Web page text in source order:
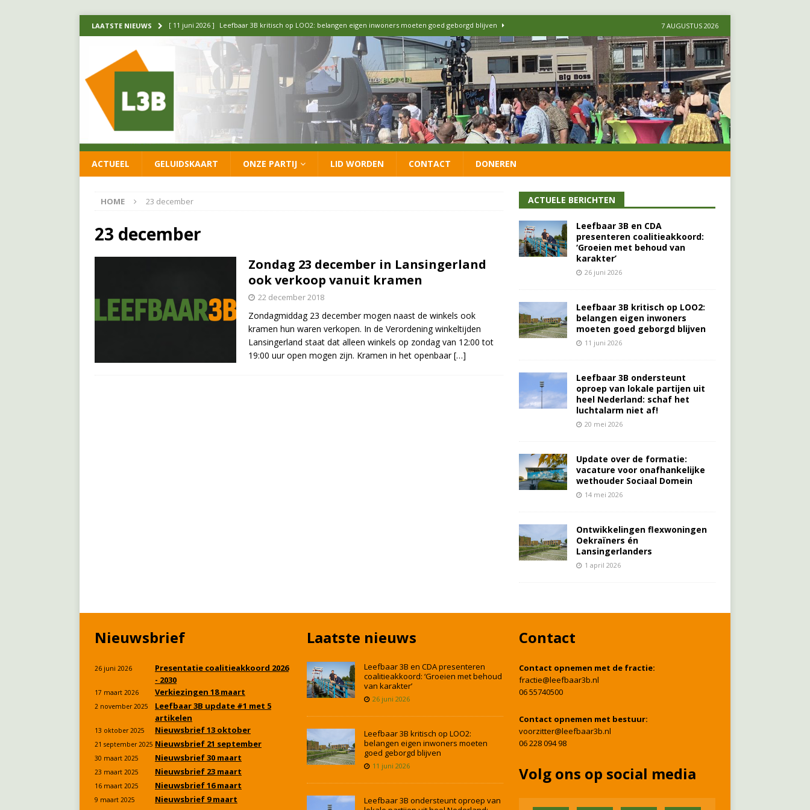
LAATSTE NIEUWS [ 11 juni 2026 ] Leefbaar 3B kritisch op LOO2: belangen eigen inwoners moeten goed geborgd blijven
[ 20 mei 2026 ] Leefbaar 3B ondersteunt oproep van lokale partijen uit heel Nederland: schaf het
luchtalarm niet af! FRACTIE
[ 14 mei 2026 ] Update over de formatie: vacature voor onafhankelijke wethouder Sociaal Domein
[ 26 juni 2026 ] Leefbaar 3B en CDA presenteren coalitieakkoord: ‘Groeien met behoud van karakter’
7 AUGUSTUS 2026
ACTUEEL GELUIDSKAART ONZE PARTIJ LID WORDEN CONTACT DONEREN
HOME 23 december
23 december
Zondag 23 december in Lansingerland
ook verkoop vanuit kramen
22 december 2018
Zondagmiddag 23 december mogen naast de winkels ook
kramen hun waren verkopen. In de Verordening winkeltijden
Lansingerland staat dat alleen winkels op zondag van 12:00 tot
19:00 uur open mogen zijn. Kramen in het openbaar[…]
ACTUELE BERICHTEN
Leefbaar 3B en CDA
presenteren coalitieakkoord:
‘Groeien met behoud van
karakter’
26 juni 2026
Leefbaar 3B kritisch op LOO2:
belangen eigen inwoners
moeten goed geborgd blijven
11 juni 2026
Leefbaar 3B ondersteunt
oproep van lokale partijen uit
heel Nederland: schaf het
luchtalarm niet af!
20 mei 2026
Update over de formatie:
vacature voor onafhankelijke
wethouder Sociaal Domein
14 mei 2026
Ontwikkelingen flexwoningen
Oekraïners én
Lansingerlanders
1 april 2026
Nieuwsbrief
26 juni 2026
Presentatie coalitieakkoord 2026
- 2030
17 maart 2026 Verkiezingen 18 maart
2 november 2025
Leefbaar 3B update #1 met 5
artikelen
13 oktober 2025 Nieuwsbrief 13 oktober
21 september 2025 Nieuwsbrief 21 september
30 maart 2025 Nieuwsbrief 30 maart
23 maart 2025 Nieuwsbrief 23 maart
16 maart 2025 Nieuwsbrief 16 maart
9 maart 2025 Nieuwsbrief 9 maart
Laatste nieuws
Leefbaar 3B en CDA presenteren
coalitieakkoord: ‘Groeien met behoud
van karakter’
26 juni 2026
Leefbaar 3B kritisch op LOO2:
belangen eigen inwoners moeten
goed geborgd blijven
11 juni 2026
Leefbaar 3B ondersteunt oproep van
Contact
Contact opnemen met de fractie:
fractie@leefbaar3b.nl
06 55740500
Contact opnemen met bestuur:
voorzitter@leefbaar3b.nl
06 228 094 98
Volg ons op social media